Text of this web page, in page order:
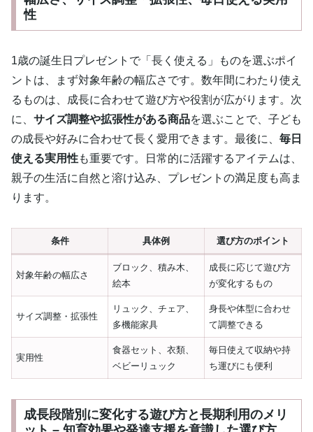
性
1歳の誕生日プレゼントで「長く使える」ものを選ぶポイ
ントは、まず対象年齢の幅広さです。数年間にわたり使え
るものは、成長に合わせて遊び方や役割が広がります。次
に、 サイズ調整や拡張性がある商品を選ぶことで、子ども
の成長や好みに合わせて長く愛用できます。最後に、 毎日
使える実用性も重要です。日常的に活躍するアイテムは、
親子の生活に自然と溶け込み、プレゼントの満足度も高ま
ります。
条件 具体例 選び方のポイント
対象年齢の幅広さ
ブロック、積み木、
絵本
成長に応じて遊び方
が変化するもの
サイズ調整・拡張性
リュック、チェア、
多機能家具
身長や体型に合わせ
て調整できる
実用性
食器セット、衣類、
ベビーリュック
毎日使えて収納や持
ち運びにも便利
成長段階別に変化する遊び方と長期利用のメリ